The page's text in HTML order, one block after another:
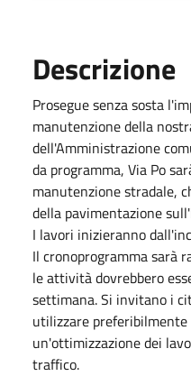
Descrizione
Prosegue senza sosta
manutenzione della
dell'Amministrazione
da programma, Via Po
manutenzione stradale,
della pavimentazione
I lavori inizieranno
Il cronoprogramma sarà
le attività dovrebbero
settimana. Si invitano i
utilizzare
un'ottimizzazione dei
traffico.